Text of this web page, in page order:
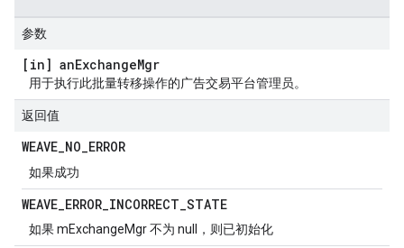
参数
[in] anExchangeMgr
用于执行此批量转移操作的广告交易平台管理员。
返回值
WEAVE_NO_ERROR
如果成功
WEAVE_ERROR_INCORRECT_STATE
如果 mExchangeMgr 不为 null，则已初始化